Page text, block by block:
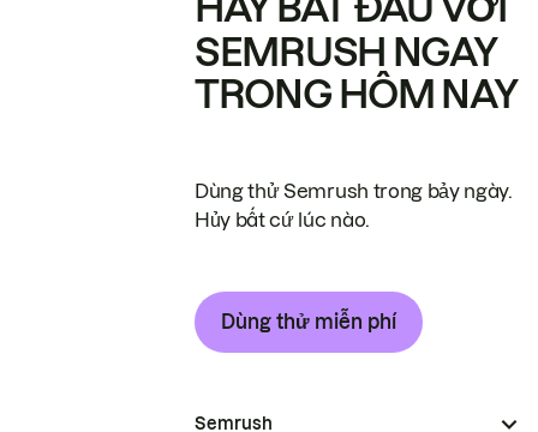
SEMRUSH NGAY
TRONG HÔM NAY
Dùng thử Semrush trong bảy ngày.
Hủy bất cứ lúc nào.
Dùng thử miễn phí
Semrush